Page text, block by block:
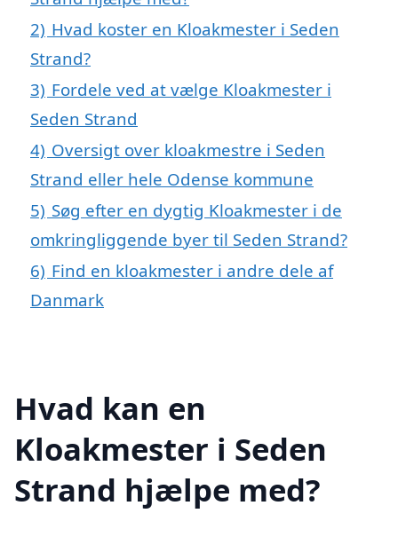
2) Hvad koster en Kloakmester i Seden
Strand?
3) Fordele ved at vælge Kloakmester i
Seden Strand
4) Oversigt over kloakmestre i Seden
Strand eller hele Odense kommune
5) Søg efter en dygtig Kloakmester i de
omkringliggende byer til Seden Strand?
6) Find en kloakmester i andre dele af
Danmark
Hvad kan en
Kloakmester i Seden
Strand hjælpe med?